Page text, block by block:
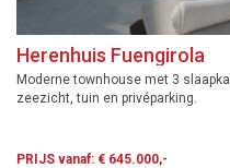
Herenhuis Fuengirola
Moderne townhouse met 3
zeezicht, tuin en privéparking.
PRIJS vanaf: € 645.000,-